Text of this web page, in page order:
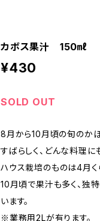
カボス果汁 150㎖
¥430
SOLD OUT
8月から10月頃の旬のか
すばらしく、どんな料理に
ハウス栽培のものは4月
10月頃で果汁も多く、独
います。
※業務用2Lが有ります。